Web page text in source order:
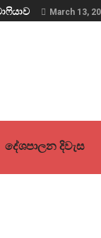
March 13,
දේශපාලන දිවැස